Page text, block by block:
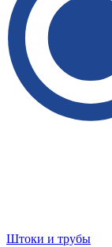
Штоки и трубы